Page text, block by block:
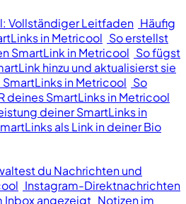
Vollständiger Leitfaden Häufig
in Metricool So erstellst
SmartLink in Metricool So fügst
hinzu und aktualisierst sie
in Metricool So
deines SmartLinks in Metricool
deiner SmartLinks in
als Link in deiner Bio
du Nachrichten und
Instagram-Direktnachrichten
Inbox angezeigt Notizen im